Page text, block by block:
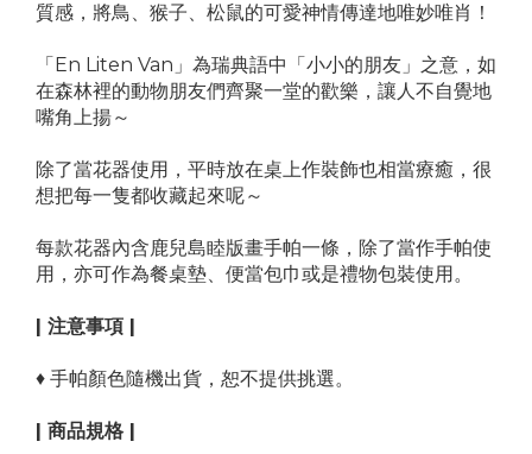
質感，將鳥、猴子、松鼠的可愛神情傳達地唯妙唯肖！
「En Liten Van」為瑞典語中「小小的朋友」之意，如
在森林裡的動物朋友們齊聚一堂的歡樂，讓人不自覺地
嘴角上揚～
除了當花器使用，平時放在桌上作裝飾也相當療癒，很
想把每一隻都收藏起來呢～
每款花器內含鹿兒島睦版畫手帕一條，除了當作手帕使
用，亦可作為餐桌墊、便當包巾或是禮物包裝使用。
| 注意事項 |
♦ 手帕顏色隨機出貨，恕不提供挑選。
| 商品規格 |